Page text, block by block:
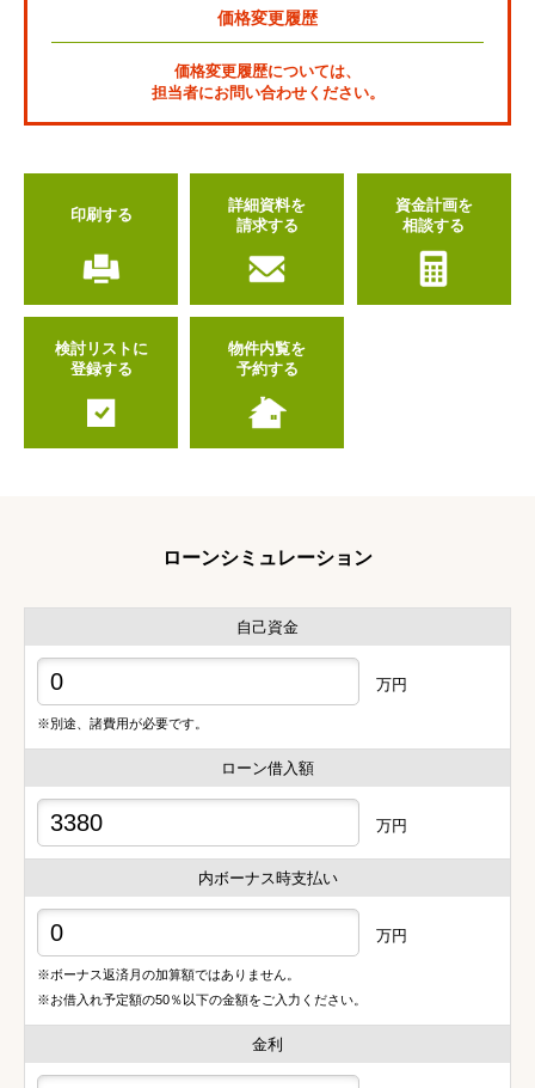
価格変更履歴
価格変更履歴については、
担当者にお問い合わせください。
印刷する
詳細資料を
請求する
資金計画を
相談する
検討リストに
登録する
物件内覧を
予約する
ローンシミュレーション
自己資金
万円
※別途、諸費用が必要です。
ローン借入額
万円
内ボーナス時支払い
万円
※ボーナス返済月の加算額ではありません。
※お借入れ予定額の50％以下の金額をご入力ください。
金利